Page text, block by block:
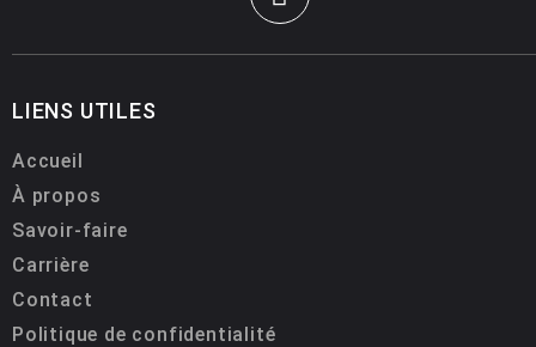
LIENS UTILES
Accueil
À propos
Savoir-faire
Carrière
Contact
Politique de confidentialité